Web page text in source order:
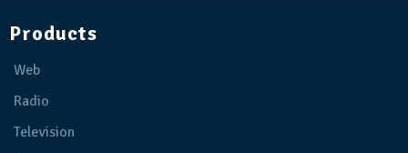
Products
Web
Radio
Television